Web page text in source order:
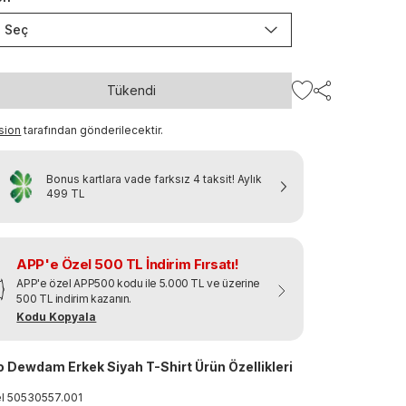
Seç
Tükendi
tarafından gönderilecektir.
Bonus kartlara vade farksız 4 taksit! Aylık
499 TL
APP'e Özel 500 TL İndirim Fırsatı!
APP'e özel APP500 kodu ile 5.000 TL ve üzerine
500 TL indirim kazanın.
Kodu Kopyala
Dewdam Erkek Siyah T-Shirt Ürün Özellikleri
50530557.001